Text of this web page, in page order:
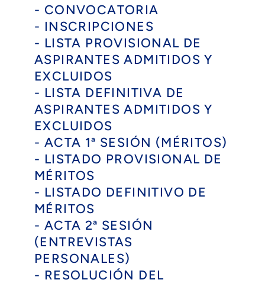
- CONVOCATORIA
- INSCRIPCIONES
- LISTA PROVISIONAL DE
ASPIRANTES ADMITIDOS Y
EXCLUIDOS
- LISTA DEFINITIVA DE
ASPIRANTES ADMITIDOS Y
EXCLUIDOS
- ACTA 1ª SESIÓN (MÉRITOS)
- LISTADO PROVISIONAL DE
MÉRITOS
- LISTADO DEFINITIVO DE
MÉRITOS
- ACTA 2ª SESIÓN
(ENTREVISTAS
PERSONALES)
- RESOLUCIÓN DEL